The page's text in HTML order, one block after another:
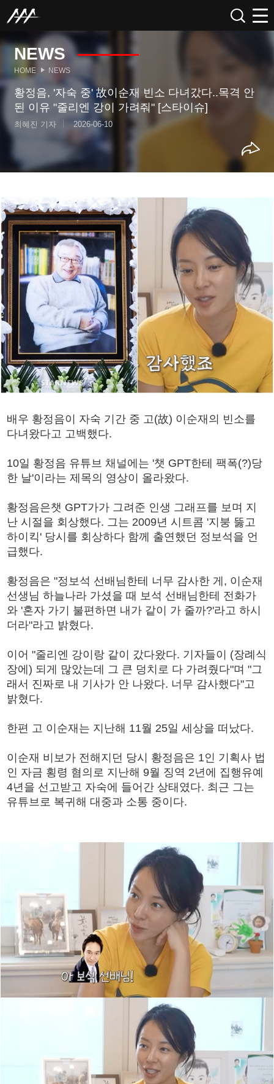
NEWS
HOME NEWS
황정음, '자숙 중' 故이순재 빈소 다녀갔다..목격 안
된 이유 "줄리엔 강이 가려줘" [스타이슈]
최혜진 기자 2026-06-10
배우 황정음이 자숙 기간 중 고(故) 이순재의 빈소를
다녀왔다고 고백했다.
10일 황정음 유튜브 채널에는 '챗 GPT한테 팩폭(?)당
한 날'이라는 제목의 영상이 올라왔다.
황정음은챗 GPT가가 그려준 인생 그래프를 보며 지
난 시절을 회상했다. 그는 2009년 시트콤 '지붕 뚫고
하이킥' 당시를 회상하다 함께 출연했던 정보석을 언
급했다.
황정음은 "정보석 선배님한테 너무 감사한 게, 이순재
선생님 하늘나라 가셨을 때 보석 선배님한테 전화가
와 '혼자 가기 불편하면 내가 같이 가 줄까?'라고 하시
더라"라고 밝혔다.
이어 "줄리엔 강이랑 같이 갔다왔다. 기자들이 (장례식
장에) 되게 많았는데 그 큰 덩치로 다 가려줬다"며 "그
래서 진짜로 내 기사가 안 나왔다. 너무 감사했다"고
밝혔다.
한편 고 이순재는 지난해 11월 25일 세상을 떠났다.
이순재 비보가 전해지던 당시 황정음은 1인 기획사 법
인 자금 횡령 혐의로 지난해 9월 징역 2년에 집행유예
4년을 선고받고 자숙에 들어간 상태였다. 최근 그는
유튜브로 복귀해 대중과 소통 중이다.